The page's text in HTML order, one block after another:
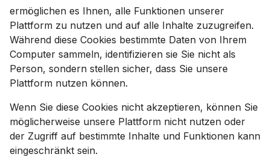
ermöglichen es Ihnen, alle Funktionen unserer
Plattform zu nutzen und auf alle Inhalte zuzugreifen.
Während diese Cookies bestimmte Daten von Ihrem
Computer sammeln, identifizieren sie Sie nicht als
Person, sondern stellen sicher, dass Sie unsere
Plattform nutzen können.
Wenn Sie diese Cookies nicht akzeptieren, können Sie
möglicherweise unsere Plattform nicht nutzen oder
der Zugriff auf bestimmte Inhalte und Funktionen kann
eingeschränkt sein.